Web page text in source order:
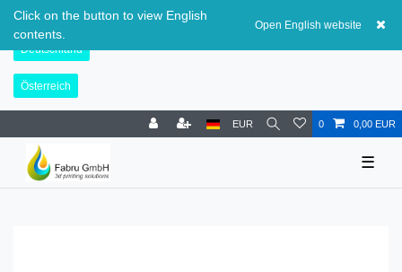
Click on the button to view English
contents.
Open English website
Schweiz
Deutschland
Österreich
EUR 0 0,00 EUR
☰